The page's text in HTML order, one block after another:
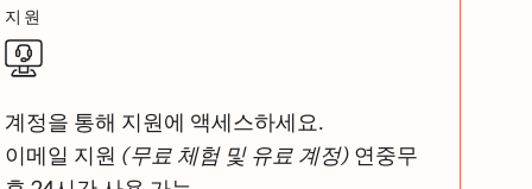
지원
계정을 통해 지원에 액세스하세요.
이메일 지원 (무료 체험 및 유료 계정) 연중무